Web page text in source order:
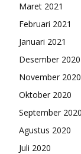
Maret 2021
Februari 2021
Januari 2021
Desember 2020
November 2020
Oktober 2020
September 2020
Agustus 2020
Juli 2020